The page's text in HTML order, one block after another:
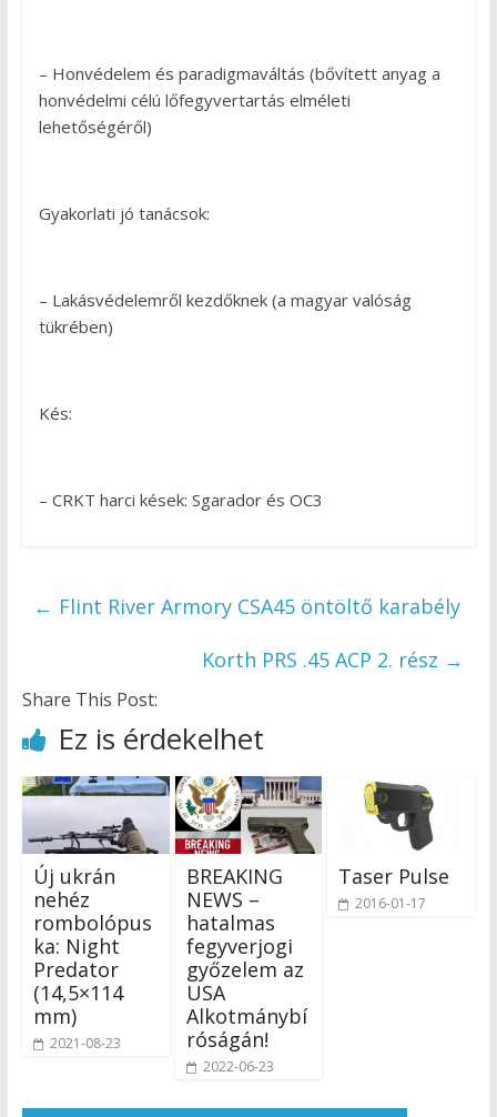
– Honvédelem és paradigmaváltás (bővített anyag a
honvédelmi célú lőfegyvertartás elméleti
lehetőségéről)
Gyakorlati jó tanácsok:
– Lakásvédelemről kezdőknek (a magyar valóság
tükrében)
Kés:
– CRKT harci kések: Sgarador és OC3
← Flint River Armory CSA45 öntöltő karabély
Korth PRS .45 ACP 2. rész →
Share This Post:
Ez is érdekelhet
Új ukrán
nehéz
rombolópus
ka: Night
Predator
(14,5×114
mm)
2021-08-23
BREAKING
NEWS –
hatalmas
fegyverjogi
győzelem az
USA
Alkotmánybí
róságán!
2022-06-23
Taser Pulse
2016-01-17